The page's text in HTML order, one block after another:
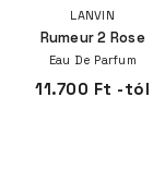
LANVIN
Rumeur 2 Rose
Eau De Parfum
11.700 Ft -tól